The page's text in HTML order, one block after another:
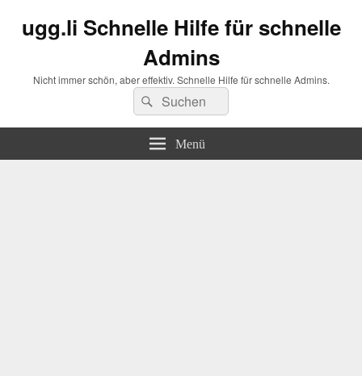
ugg.li Schnelle Hilfe für schnelle
Admins
Nicht immer schön, aber effektiv. Schnelle Hilfe für schnelle Admins.
Suchen
nach:
Suchen
Menü